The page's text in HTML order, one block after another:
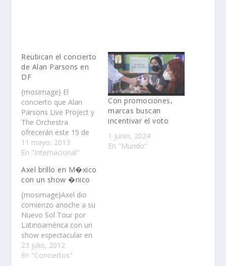
Reubican el concierto
de Alan Parsons en
DF
{mosimage} El
concierto que Alan
Parsons Live Project y
The Orchestra
ofrecerán este 15 de
mayo se realizará en El
Plaza Condesa y no en
como se anunció
originalmente, informó
la empresa promotora
del show mediante un
comunicado de
prensa.......
11 mayo, 2013
En "Internacional"
Con promociones,
marcas buscan
incentivar el voto
1 junio, 2024
En "Mundo"
Axel brillo en M�xico
con un show �nico
{mosimage}Axel dio
comienzo anoche a su
Nuevo Sol Tour por
Latinoamérica con un
show espectacular en
Plaza Condesa,
México……
23 julio, 2012
En "Conciertos"